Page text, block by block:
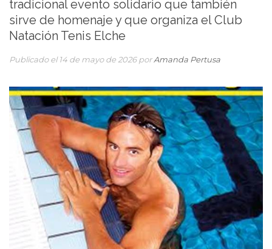
tradicional evento solidario que también
sirve de homenaje y que organiza el Club
Natación Tenis Elche
Publicado el 14 de mayo de 2026 porAmanda Pertusa